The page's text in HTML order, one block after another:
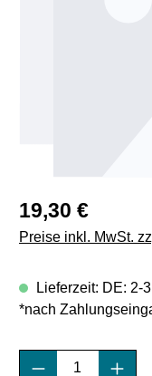
Regulärer Preis:
19,30 €
Preise inkl. MwSt.
Lieferzeit: DE: 2-
*nach
Produkt